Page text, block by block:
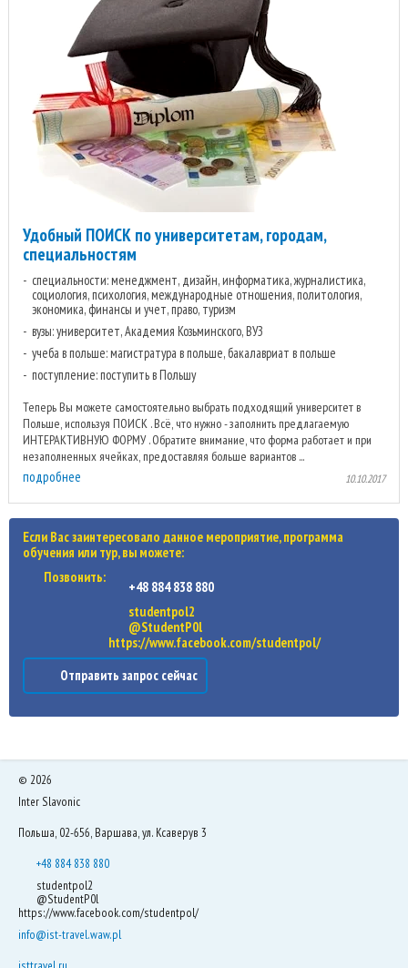
Удобный ПОИСК по университетам, городам,
специальностям
специальности: менеджмент, дизайн, информатика, журналистика,
социология, психология, международные отношения, политология,
экономика, финансы и учет, право, туризм
вузы: университет, Академия Козьминского, ВУЗ
учеба в польше: магистратура в польше, бакалавриат в польше
поступление: поступить в Польшу
Теперь Вы можете самостоятельно выбрать подходящий университет в
Польше, используя ПОИСК . Всё, что нужно - заполнить предлагаемую
ИНТЕРАКТИВНУЮ ФОРМУ . Обратите внимание, что форма работает и при
незаполненных ячейках, предоставляя больше вариантов ...
подробнее 10.10.2017
Если Вас заинтересовало данное мероприятие, программа
обучения или тур, вы можете:
Позвонить:
+48 884 838 880
studentpol2
@StudentP0l
https://www.facebook.com/studentpol/
Отправить запрос сейчас
© 2026
Inter Slavonic
Польша, 02-656, Варшава, ул. Ксаверув 3
+48 884 838 880
studentpol2
@StudentP0l
https://www.facebook.com/studentpol/
info@ist-travel.waw.pl